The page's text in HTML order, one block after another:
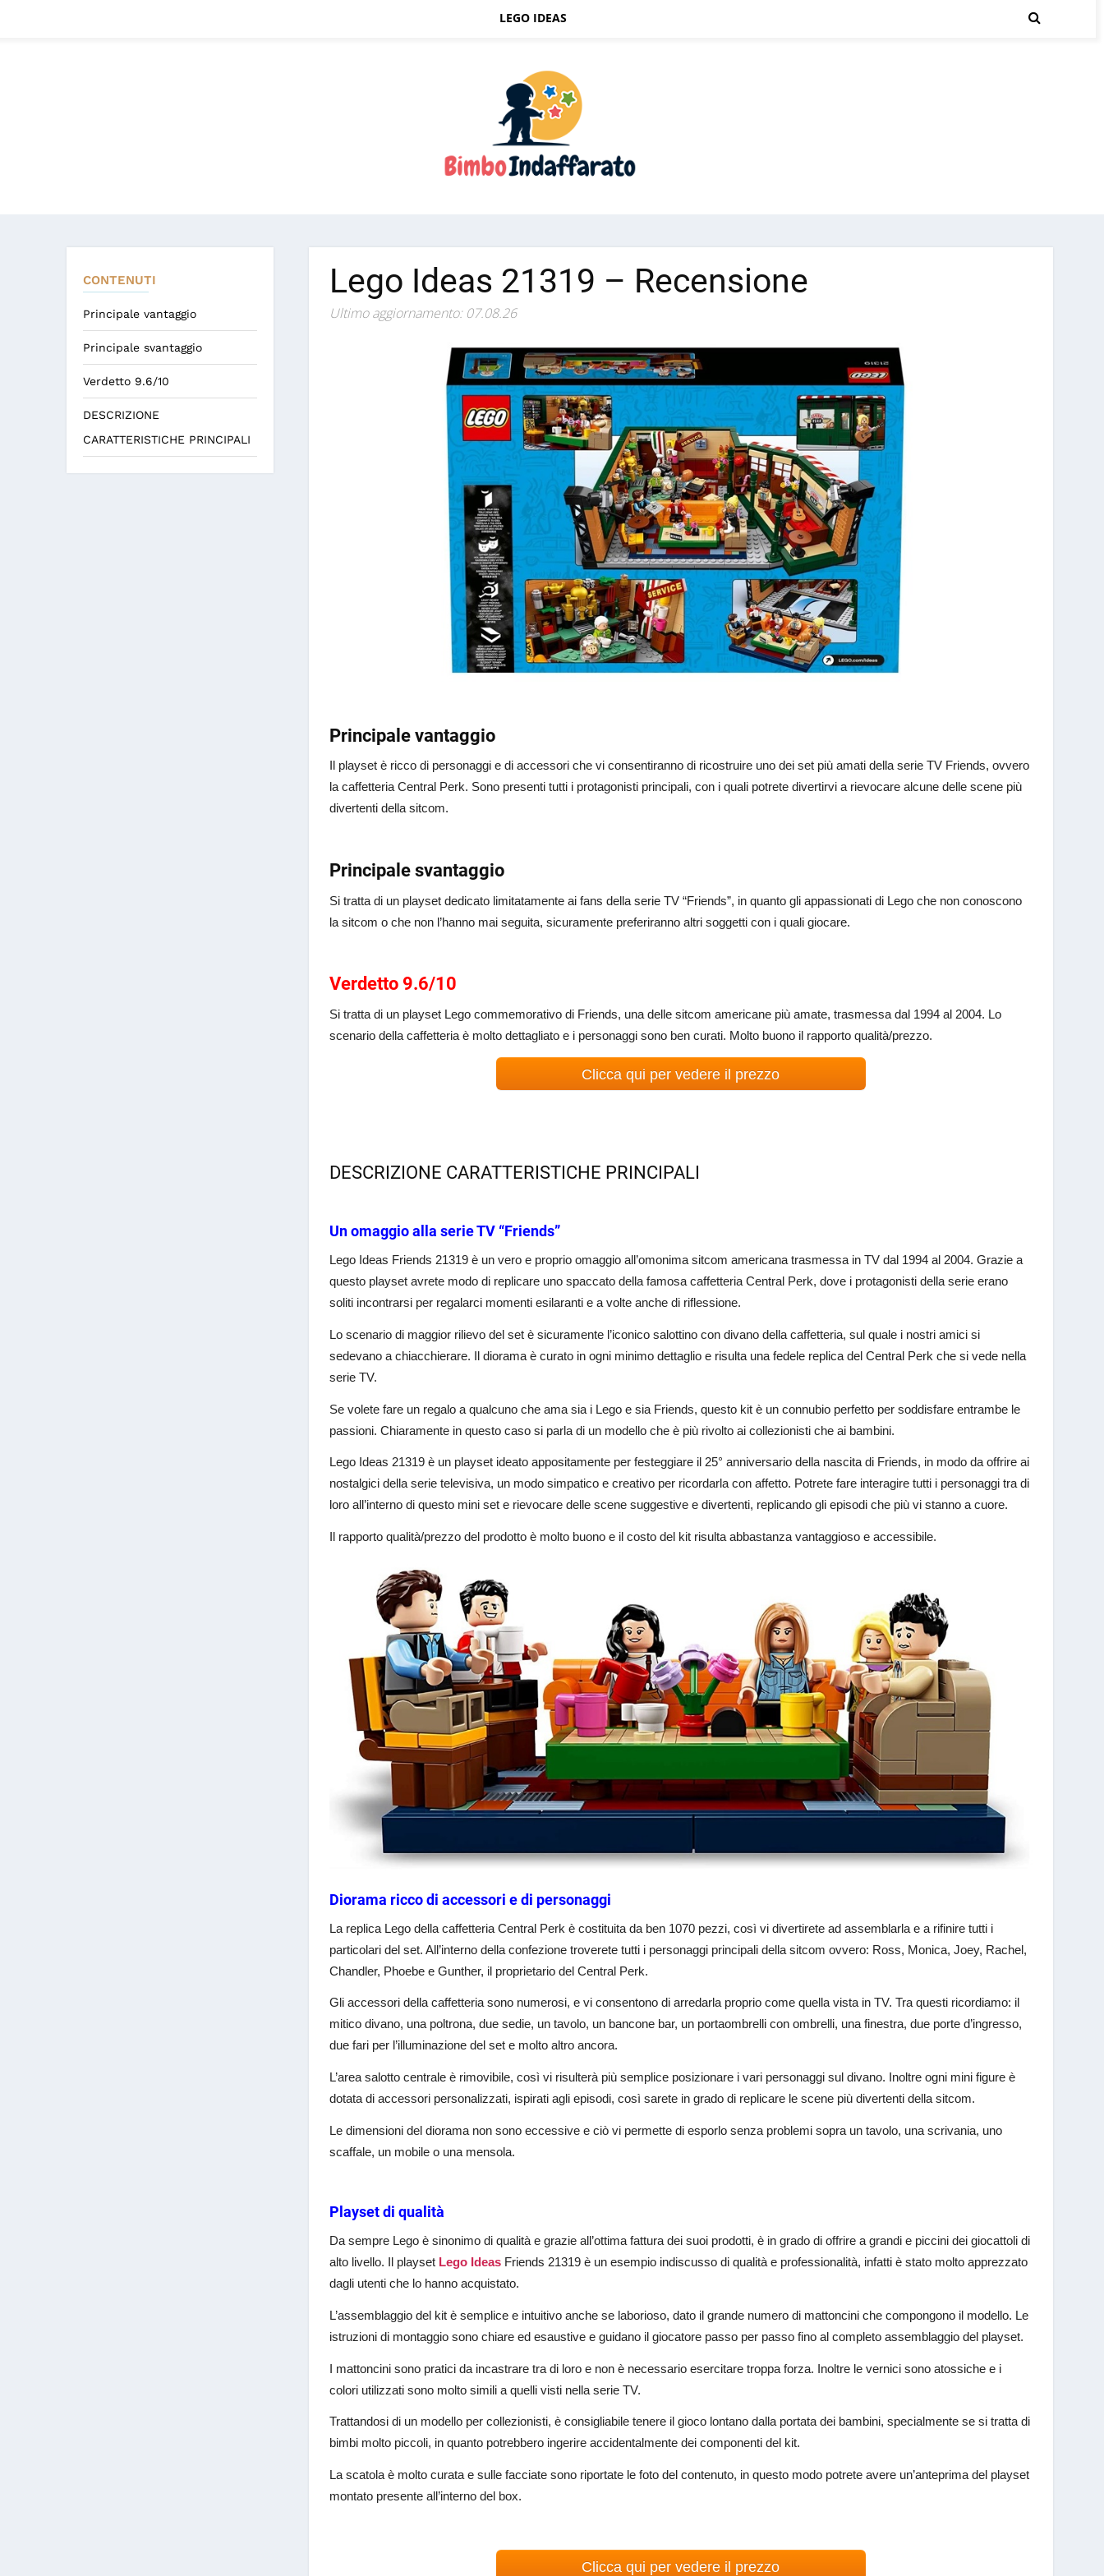
LEGO IDEAS
CONTENUTI
Principale vantaggio
Principale svantaggio
Verdetto 9.6/10
DESCRIZIONE
CARATTERISTICHE PRINCIPALI
Lego Ideas 21319 – Recensione
Ultimo aggiornamento: 07.08.26
Principale vantaggio
Il playset è ricco di personaggi e di accessori che vi consentiranno di ricostruire uno dei set più amati della serie TV Friends, ovvero
la caffetteria Central Perk. Sono presenti tutti i protagonisti principali, con i quali potrete divertirvi a rievocare alcune delle scene più
divertenti della sitcom.
Principale svantaggio
Si tratta di un playset dedicato limitatamente ai fans della serie TV “Friends”, in quanto gli appassionati di Lego che non conoscono
la sitcom o che non l’hanno mai seguita, sicuramente preferiranno altri soggetti con i quali giocare.
Verdetto 9.6/10
Si tratta di un playset Lego commemorativo di Friends, una delle sitcom americane più amate, trasmessa dal 1994 al 2004. Lo
scenario della caffetteria è molto dettagliato e i personaggi sono ben curati. Molto buono il rapporto qualità/prezzo.
Clicca qui per vedere il prezzo
DESCRIZIONE CARATTERISTICHE PRINCIPALI
Un omaggio alla serie TV “Friends”
Lego Ideas Friends 21319 è un vero e proprio omaggio all’omonima sitcom americana trasmessa in TV dal 1994 al 2004. Grazie a
questo playset avrete modo di replicare uno spaccato della famosa caffetteria Central Perk, dove i protagonisti della serie erano
soliti incontrarsi per regalarci momenti esilaranti e a volte anche di riflessione.
Lo scenario di maggior rilievo del set è sicuramente l’iconico salottino con divano della caffetteria, sul quale i nostri amici si
sedevano a chiacchierare. Il diorama è curato in ogni minimo dettaglio e risulta una fedele replica del Central Perk che si vede nella
serie TV.
Se volete fare un regalo a qualcuno che ama sia i Lego e sia Friends, questo kit è un connubio perfetto per soddisfare entrambe le
passioni. Chiaramente in questo caso si parla di un modello che è più rivolto ai collezionisti che ai bambini.
Lego Ideas 21319 è un playset ideato appositamente per festeggiare il 25° anniversario della nascita di Friends, in modo da offrire ai
nostalgici della serie televisiva, un modo simpatico e creativo per ricordarla con affetto. Potrete fare interagire tutti i personaggi tra di
loro all’interno di questo mini set e rievocare delle scene suggestive e divertenti, replicando gli episodi che più vi stanno a cuore.
Il rapporto qualità/prezzo del prodotto è molto buono e il costo del kit risulta abbastanza vantaggioso e accessibile.
Diorama ricco di accessori e di personaggi
La replica Lego della caffetteria Central Perk è costituita da ben 1070 pezzi, così vi divertirete ad assemblarla e a rifinire tutti i
particolari del set. All’interno della confezione troverete tutti i personaggi principali della sitcom ovvero: Ross, Monica, Joey, Rachel,
Chandler, Phoebe e Gunther, il proprietario del Central Perk.
Gli accessori della caffetteria sono numerosi, e vi consentono di arredarla proprio come quella vista in TV. Tra questi ricordiamo: il
mitico divano, una poltrona, due sedie, un tavolo, un bancone bar, un portaombrelli con ombrelli, una finestra, due porte d’ingresso,
due fari per l’illuminazione del set e molto altro ancora.
L’area salotto centrale è rimovibile, così vi risulterà più semplice posizionare i vari personaggi sul divano. Inoltre ogni mini figure è
dotata di accessori personalizzati, ispirati agli episodi, così sarete in grado di replicare le scene più divertenti della sitcom.
Le dimensioni del diorama non sono eccessive e ciò vi permette di esporlo senza problemi sopra un tavolo, una scrivania, uno
scaffale, un mobile o una mensola.
Playset di qualità
Da sempre Lego è sinonimo di qualità e grazie all’ottima fattura dei suoi prodotti, è in grado di offrire a grandi e piccini dei giocattoli di
alto livello. Il playset Lego Ideas Friends 21319 è un esempio indiscusso di qualità e professionalità, infatti è stato molto apprezzato
dagli utenti che lo hanno acquistato.
L’assemblaggio del kit è semplice e intuitivo anche se laborioso, dato il grande numero di mattoncini che compongono il modello. Le
istruzioni di montaggio sono chiare ed esaustive e guidano il giocatore passo per passo fino al completo assemblaggio del playset.
I mattoncini sono pratici da incastrare tra di loro e non è necessario esercitare troppa forza. Inoltre le vernici sono atossiche e i
colori utilizzati sono molto simili a quelli visti nella serie TV.
Trattandosi di un modello per collezionisti, è consigliabile tenere il gioco lontano dalla portata dei bambini, specialmente se si tratta di
bimbi molto piccoli, in quanto potrebbero ingerire accidentalmente dei componenti del kit.
La scatola è molto curata e sulle facciate sono riportate le foto del contenuto, in questo modo potrete avere un’anteprima del playset
montato presente all’interno del box.
Clicca qui per vedere il prezzo